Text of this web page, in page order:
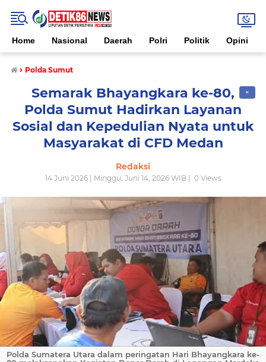
Home Nasional Daerah Polri Politik Opini
› Polda Sumut
✕
Semarak Bhayangkara ke-80,
Polda Sumut Hadirkan Layanan
Sosial dan Kepedulian Nyata untuk
Masyarakat di CFD Medan
Redaksi
14 Juni 2026 | Minggu, Juni 14, 2026 WIB | 0Views
Polda Sumatera Utara dalam peringatan Hari Bhayangkara ke-